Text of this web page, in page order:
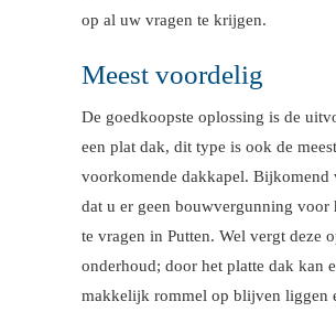
op al uw vragen te krijgen.
Meest voordelig
De goedkoopste oplossing is de
een plat dak, dit type is ook de meest
voorkomende dakkapel. Bijkomend
dat u er geen bouwvergunning voor
te vragen in Putten. Wel vergt deze
onderhoud; door het platte dak kan
makkelijk rommel op blijven liggen